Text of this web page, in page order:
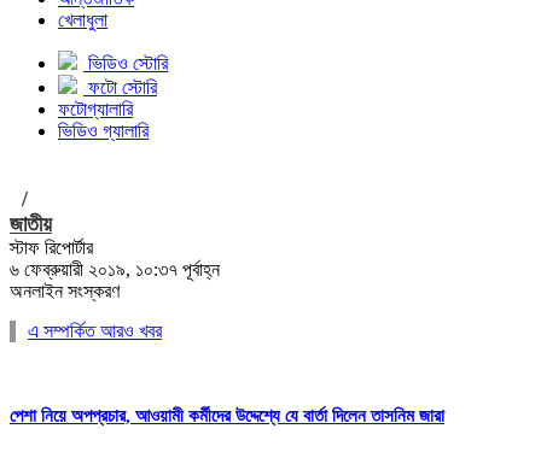
খেলাধুলা
ভিডিও স্টোরি
ফটো স্টোরি
ফটোগ্যালারি
ভিডিও গ্যালারি
/
জাতীয়
স্টাফ রিপোর্টার
৬ ফেব্রুয়ারী ২০১৯, ১০:৩৭ পূর্বাহ্ন
অনলাইন সংস্করণ
এ সম্পর্কিত আরও খবর
পেশা নিয়ে অপপ্রচার, আওয়ামী কর্মীদের উদ্দেশ্যে যে বার্তা দিলেন তাসনিম জারা